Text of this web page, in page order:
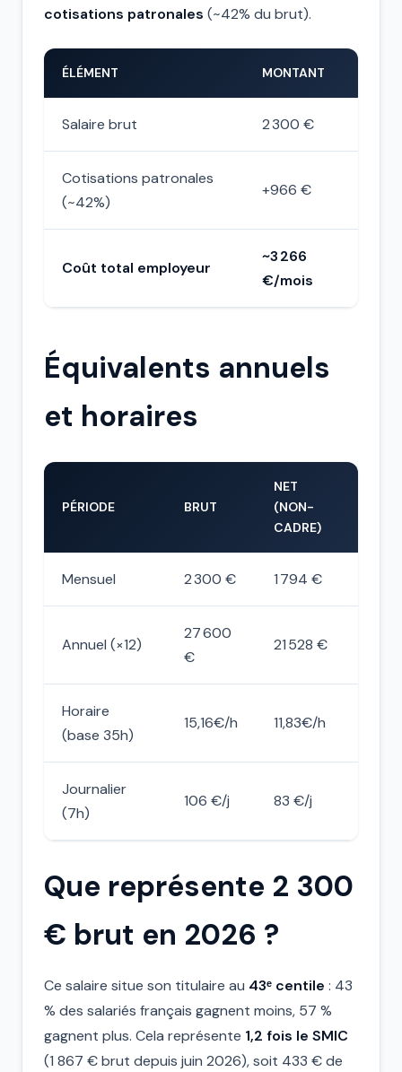
cotisations patronales (~42% du brut).
ÉLÉMENT MONTANT
Salaire brut 2 300 €
Cotisations patronales
(~42%)
+966 €
Coût total employeur
~3 266
€/mois
Équivalents annuels
et horaires
PÉRIODE BRUT
NET
(NON-
CADRE)
Mensuel 2 300 € 1 794 €
Annuel (×12)
27 600
€
21 528 €
Horaire
(base 35h)
15,16€/h 11,83€/h
Journalier
(7h)
106 €/j 83 €/j
Que représente 2 300
€ brut en 2026 ?
Ce salaire situe son titulaire au 43ᵉ centile : 43
% des salariés français gagnent moins, 57 %
gagnent plus. Cela représente 1,2 fois le SMIC
(1 867 € brut depuis juin 2026), soit 433 € de